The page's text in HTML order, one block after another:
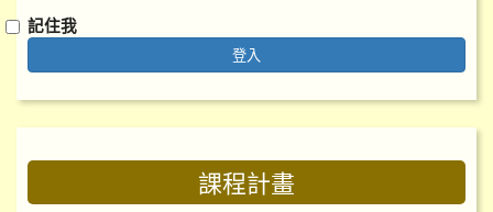
記住我
登入
課程計畫